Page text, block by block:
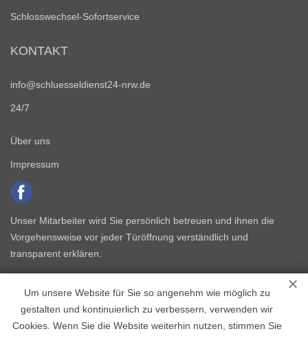
Um unsere Website für Sie so angenehm wie möglich zu
gestalten und kontinuierlich zu verbessern, verwenden wir
Cookies. Wenn Sie die Website weiterhin nutzen, stimmen Sie
Schlosswechsel-Sofortservice
KONTAKT
info@schluesseldienst24-nrw.de
24/7
Über uns
Impressum
Unser Mitarbeiter wird Sie persönlich betreuen und ihnen die
Vorgehensweise vor jeder Türöffnung verständlich und
transparent erklären.